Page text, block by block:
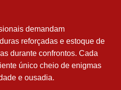
demandam
reforçadas e estoque de
durante confrontos. Cada
único cheio de enigmas
e ousadia.